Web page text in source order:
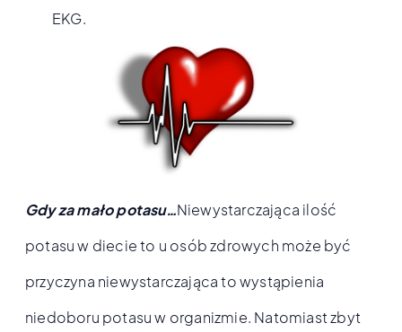
EKG.
Gdy za mało potasu…Niewystarczająca ilość
potasu w diecie to u osób zdrowych może być
przyczyna niewystarczająca to wystąpienia
niedoboru potasu w organizmie. Natomiast zbyt